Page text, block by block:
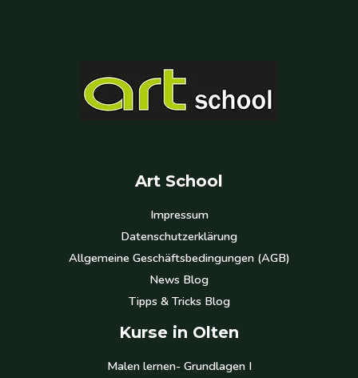
Art School
Impressum
Datenschutzerklärung
Allgemeine Geschäftsbedingungen (AGB)
News Blog
Tipps & Tricks Blog
Kurse in Olten
Malen lernen- Grundlagen I